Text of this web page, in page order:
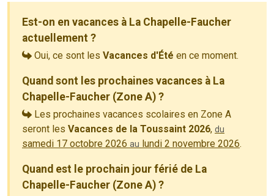
Est-on en vacances à La Chapelle-Faucher
actuellement ?
Oui, ce sont les Vacances d'Été en ce moment.
Quand sont les prochaines vacances à La
Chapelle-Faucher (Zone A) ?
Les prochaines vacances scolaires en Zone A
seront les Vacances de la Toussaint 2026, du
samedi 17 octobre 2026 au lundi 2 novembre 2026.
Quand est le prochain jour férié de La
Chapelle-Faucher (Zone A) ?